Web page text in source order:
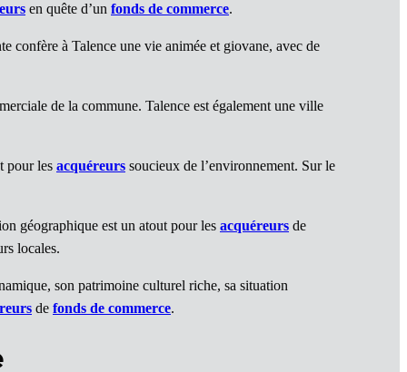
en quête d’un fonds de commerce.
confère à Talence une vie animée et giovane, avec de
de la commune. Talence est également une ville
pour les acquéreurs soucieux de l’environnement. Sur le
géographique est un atout pour les acquéreurs de
locales.
son patrimoine culturel riche, sa situation
de fonds de commerce.